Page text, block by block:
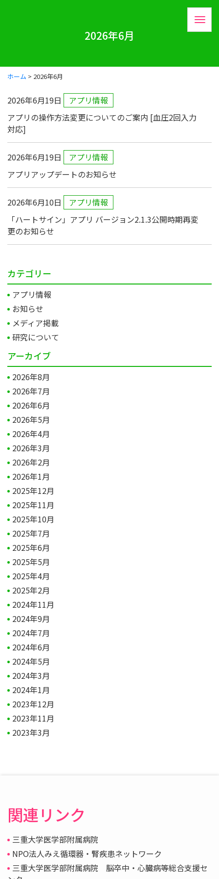
2026年6月
ホーム > 2026年6月
カテゴリー
アプリ情報
お知らせ
メディア掲載
研究について
アーカイブ
2026年8月
2026年7月
2026年6月
2026年5月
2026年4月
2026年3月
2026年2月
2026年1月
2025年12月
2025年11月
2025年10月
2025年7月
2025年6月
2025年5月
2025年4月
2025年2月
2024年11月
2024年9月
2024年7月
2024年6月
2024年5月
2024年3月
2024年1月
2023年12月
2023年11月
2023年3月
2026年6月19日
アプリ情報
アプリの操作方法変更についてのご案内 [血圧2回入力
対応]
2026年6月19日
アプリ情報
アプリアップデートのお知らせ
2026年6月10日
アプリ情報
「ハートサイン」アプリ バージョン2.1.3公開時期再変
更のお知らせ
関連リンク
三重大学医学部附属病院
NPO法人みえ循環器・腎疾患ネットワーク
三重大学医学部附属病院 脳卒中・心臓病等総合支援セ